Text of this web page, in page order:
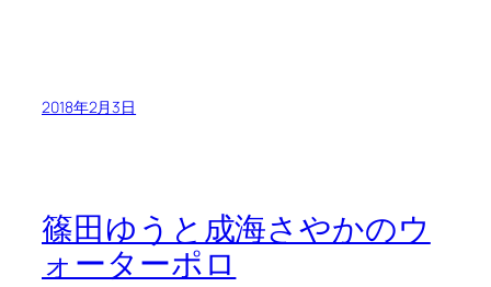
2018年2月3日
篠田ゆうと成海さやかのウ
ォーターポロ